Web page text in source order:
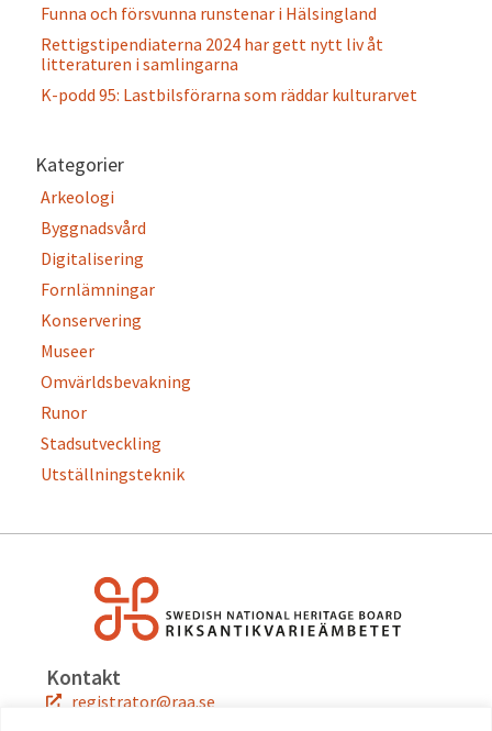
Funna och försvunna runstenar i Hälsingland
Rettigstipendiaterna 2024 har gett nytt liv åt
litteraturen i samlingarna
K-podd 95: Lastbilsförarna som räddar kulturarvet
Kategorier
Arkeologi
Byggnadsvård
Digitalisering
Fornlämningar
Konservering
Museer
Omvärldsbevakning
Runor
Stadsutveckling
Utställningsteknik
Kontakt
registrator@raa.se